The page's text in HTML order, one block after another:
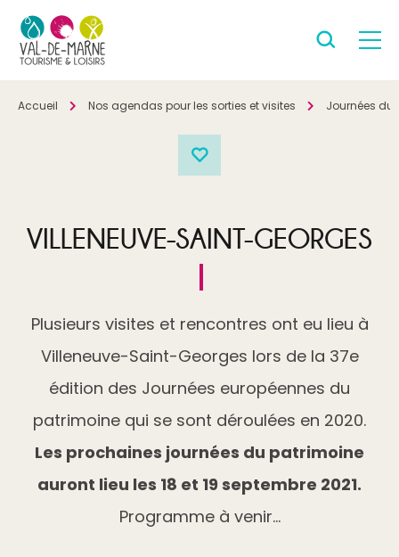
Accueil Nos agendas pour les sorties et visites Journées du
VILLENEUVE-SAINT-GEORGES
Plusieurs visites et rencontres ont eu lieu à
Villeneuve-Saint-Georges lors de la 37e
édition des Journées européennes du
patrimoine qui se sont déroulées en 2020.
Les prochaines journées du patrimoine
auront lieu les 18 et 19 septembre 2021.
Programme à venir…